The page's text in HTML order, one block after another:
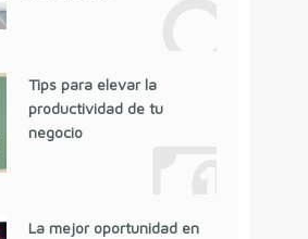
Tips para elevar la
productividad de tu
negocio
La mejor oportunidad en